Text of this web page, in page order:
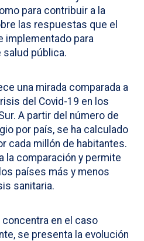
para contribuir a la
las respuestas que el
implementado para
pública.
una mirada comparada a
del Covid-19 en los
A partir del número de
por país, se ha calculado
cada millón de habitantes.
la comparación y permite
países más y menos
sanitaria.
en el caso
se presenta la evolución